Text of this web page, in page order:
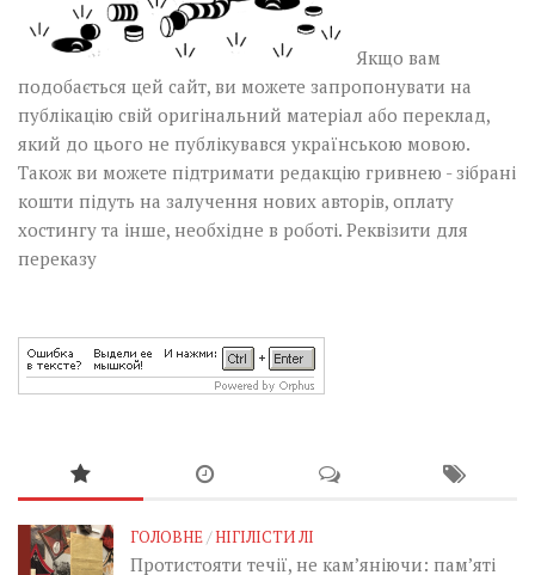
Якщо вам
подобається цей сайт, ви можете запропонувати на
публікацію свій оригінальний матеріал або переклад,
який до цього не публікувався українською мовою.
Також ви можете підтримати редакцію гривнею - зібрані
кошти підуть на залучення нових авторів, оплату
хостингу та інше, необхідне в роботі. Реквізити для
переказу
ГОЛОВНЕ /НІГІЛІСТИ ЛІ
Протистояти течії, не кам’яніючи: пам’яті